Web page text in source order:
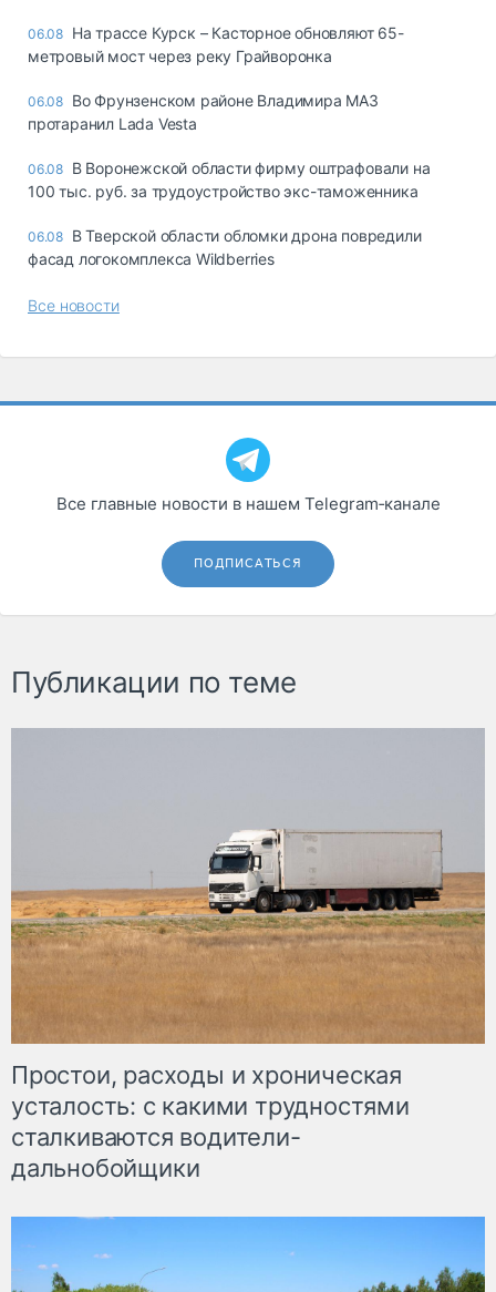
06.08 На трассе Курск – Касторное обновляют 65-
метровый мост через реку Грайворонка
06.08 Во Фрунзенском районе Владимира МАЗ
протаранил Lada Vesta
06.08 В Воронежской области фирму оштрафовали на
100 тыс. руб. за трудоустройство экс-таможенника
06.08 В Тверской области обломки дрона повредили
фасад логокомплекса Wildberries
Все новости
Все главные новости в нашем Telegram‑канале
ПОДПИСАТЬСЯ
Публикации по теме
Простои, расходы и хроническая
усталость: с какими трудностями
сталкиваются водители-
дальнобойщики